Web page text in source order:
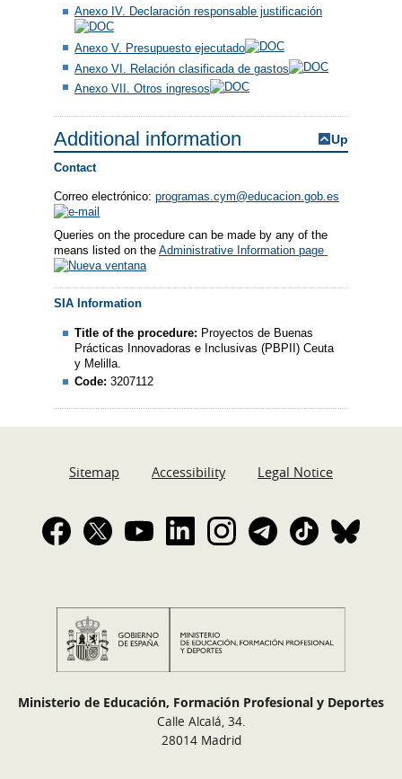
Anexo IV. Declaración responsable justificación
Anexo V. Presupuesto ejecutado
Anexo VI. Relación clasificada de gastos
Anexo VII. Otros ingresos
Additional information Up
Contact
Correo electrónico: programas.cym@educacion.gob.es
Queries on the procedure can be made by any of the
means listed on the Administrative Information page
SIA Information
Title of the procedure: Proyectos de Buenas
Prácticas Innovadoras e Inclusivas (PBPII) Ceuta
y Melilla.
Code:3207112
Sitemap Accessibility Legal Notice
Ministerio de Educación, Formación Profesional y Deportes
Calle Alcalá, 34.
28014 Madrid